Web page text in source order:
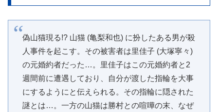
偽山猫現る!? 山猫 (亀梨和也) に扮したある男が殺
人事件を起こす。その被害者は里佳子 (大塚寧々)
の元婚約者だった…。里佳子はこの元婚約者と2
週間前に遭遇しており、自分が渡した指輪を大事
にするようにと伝えられる。その指輪に隠された
謎とは…。一方の山猫は勝村との喧嘩の末、なぜ